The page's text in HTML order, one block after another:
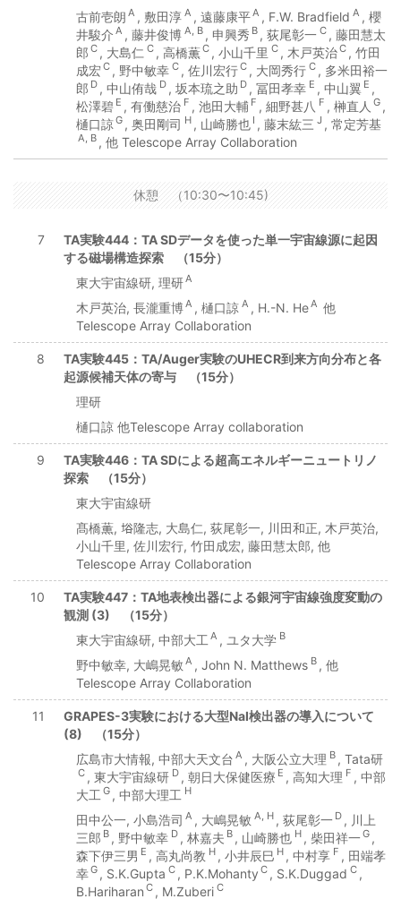
古前壱朗 A , 敷田淳 A , 遠藤康平A , F.W. Bradfield A , 櫻
井駿介 A , 藤井俊博 A, B , 申興秀 B , 荻尾彰一 C , 藤田慧太
郎 C , 大島仁 C , 高橋薫C , 小山千里 C , 木戸英治C , 竹田
成宏 C , 野中敏幸 C , 佐川宏行C , 大岡秀行 C , 多米田裕一
郎 D , 中山侑哉 D , 坂本琉之助 D , 冨田孝幸 E , 中山翼 E ,
松澤碧 E , 有働慈治 F , 池田大輔 F , 細野甚八 F , 榊直人 G ,
樋口諒G , 奥田剛司 H , 山崎勝也 I , 藤末紘三 J , 常定芳基
A, B , 他 Telescope Array Collaboration
休憩 （10:30〜10:45)
7
TA実験444：TA SDデータを使った単一宇宙線源に起因
する磁場構造探索 （15分）
東大宇宙線研, 理研A
木戸英治, 長瀧重博A , 樋口諒 A , H.-N. HeA 他
Telescope Array Collaboration
8
TA実験445：TA/Auger実験のUHECR到来方向分布と各
起源候補天体の寄与 （15分）
理研
樋口諒 他Telescope Array collaboration
9
TA実験446：TA SDによる超高エネルギーニュートリノ
探索 （15分）
東大宇宙線研
髙橋薫, 﨏隆志, 大島仁, 荻尾彰一, 川田和正, 木戸英治,
小山千里, 佐川宏行, 竹田成宏, 藤田慧太郎, 他
Telescope Array Collaboration
10
TA実験447：TA地表検出器による銀河宇宙線強度変動の
観測 (3) （15分）
東大宇宙線研, 中部大工 A , ユタ大学 B
野中敏幸, 大嶋晃敏 A , John N. Matthews B , 他
Telescope Array Collaboration
11
GRAPES-3実験における大型NaI検出器の導入について
(8) （15分）
広島市大情報, 中部大天文台 A , 大阪公立大理 B , Tata研
C , 東大宇宙線研 D , 朝日大保健医療 E , 高知大理 F , 中部
大工 G , 中部大理工 H
田中公一, 小島浩司 A , 大嶋晃敏 A, H , 荻尾彰一 D , 川上
三郎 B , 野中敏幸 D , 林嘉夫 B , 山崎勝也 H , 柴田祥一G ,
森下伊三男 E , 高丸尚教 H , 小井辰巳 H , 中村享 F , 田端孝
幸G , S.K.Gupta C , P.K.Mohanty C , S.K.Duggad C ,
B.Hariharan C , M.Zuberi C